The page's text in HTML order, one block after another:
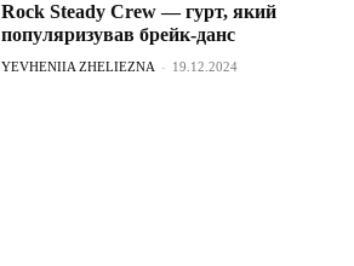
Rock Steady Crew — гурт, який
популяризував брейк-данс
YEVHENIIA ZHELIEZNA - 19.12.2024